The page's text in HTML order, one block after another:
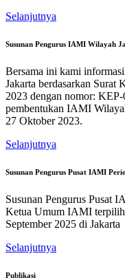
Selanjutnya
Susunan Pengurus IAMI Wilayah
Bersama ini kami
Jakarta berdasarkan
2023 dengan nomor:
pembentukan IAMI
27 Oktober 2023.
Selanjutnya
Susunan Pengurus Pusat IAMI
Susunan Pengurus Pusat
Ketua Umum IAMI
September 2025 di Jakarta
Selanjutnya
Publikasi